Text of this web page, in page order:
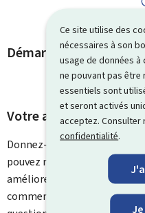
Ce site utilise des
nécessaires à son
usage de données
ne pouvant pas être
essentiels sont
et seront activés
acceptez.
confidentialité.
Démarches et liens
Votre avis nous
Donnez-nous votre avis sur
pouvez nous laisser un
améliorer. Vous ne recevrez
commentaire. Utilisez le